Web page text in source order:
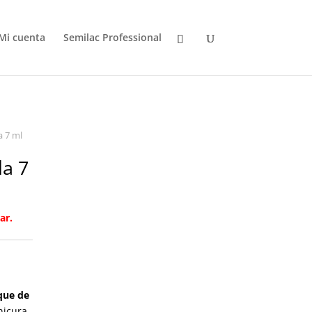
cuenta Semilac Professional
7 ml
7
de